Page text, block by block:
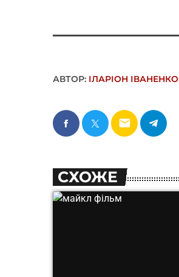
АВТОР: ІЛАРІОН ІВАНЕНКО
email
СХОЖЕ